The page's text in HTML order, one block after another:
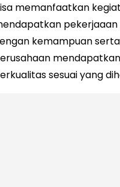
memanfaatkan
pekerjaaan
kemampuan
sesuai yang